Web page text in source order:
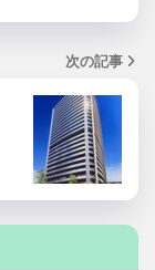
次の記事